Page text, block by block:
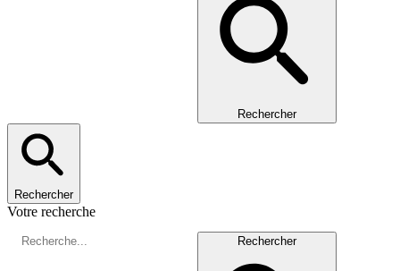
Rechercher
Rechercher
Votre recherche
Rechercher